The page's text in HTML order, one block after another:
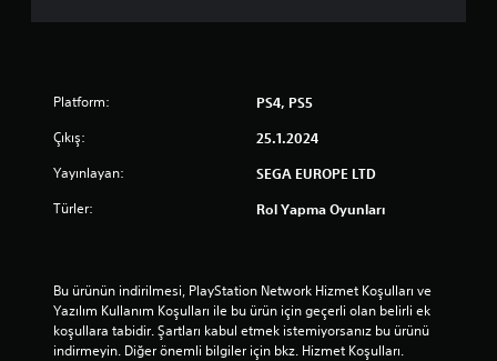
Platform: PS4, PS5
Çıkış: 25.1.2024
Yayınlayan: SEGA EUROPE LTD
Türler: Rol Yapma Oyunları
Bu ürünün indirilmesi, PlayStation Network Hizmet Koşulları ve
Yazılım Kullanım Koşulları ile bu ürün için geçerli olan belirli ek
koşullara tabidir. Şartları kabul etmek istemiyorsanız bu ürünü
indirmeyin. Diğer önemli bilgiler için bkz. Hizmet Koşulları.